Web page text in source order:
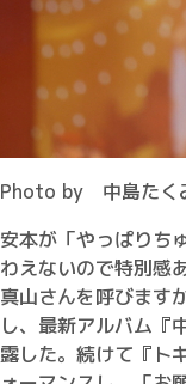
Photo by 中島たく
安本が「やっぱりち
わえないので特別感
真山さんを呼びます
し、最新アルバム『
露した。続けて『ト